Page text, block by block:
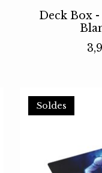
Deck Box
Soldes